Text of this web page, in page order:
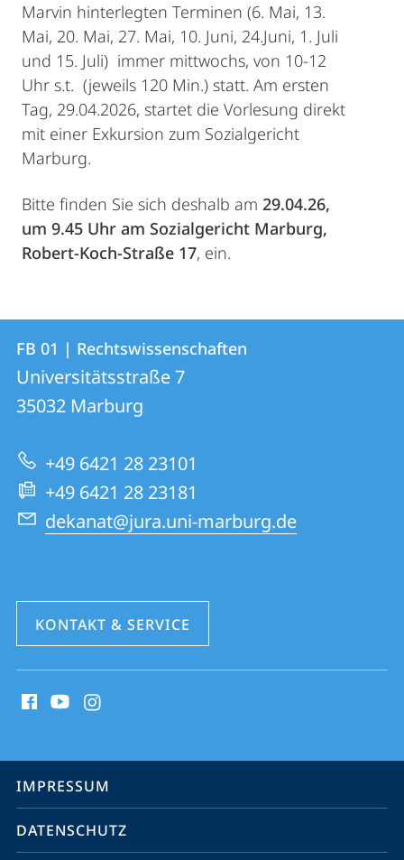
Marvin hinterlegten Terminen (6. Mai, 13.
Mai, 20. Mai, 27. Mai, 10. Juni, 24.Juni, 1. Juli
und 15. Juli) immer mittwochs, von 10-12
Uhr s.t. (jeweils 120 Min.) statt. Am ersten
Tag, 29.04.2026, startet die Vorlesung direkt
mit einer Exkursion zum Sozialgericht
Marburg.
Bitte finden Sie sich deshalb am 29.04.26,
um 9.45 Uhr am Sozialgericht Marburg,
Robert-Koch-Straße 17, ein.
Kontakt
und
Informationen
zur
Website
Kontaktinformationen
FB
01
Rechtswissenschaften
FB 01 | Rechtswissenschaften
Universitätsstraße 7
35032 Marburg
+49 6421 28 23101
+49 6421 28 23181
dekanat@jura.uni-marburg.de
KONTAKT & SERVICE
Media
Service-
Navigation
IMPRESSUM
DATENSCHUTZ